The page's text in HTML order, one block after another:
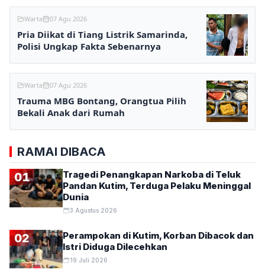
Warta 07 Agu 2026
Pria Diikat di Tiang Listrik Samarinda,
Polisi Ungkap Fakta Sebenarnya
Warta 07 Agu 2026
Trauma MBG Bontang, Orangtua Pilih
Bekali Anak dari Rumah
RAMAI DIBACA
01
Tragedi Penangkapan Narkoba di Teluk
Pandan Kutim, Terduga Pelaku Meninggal
Dunia
3 Agustus 2026
02
Perampokan di Kutim, Korban Dibacok dan
Istri Diduga Dilecehkan
19 Juli 2026